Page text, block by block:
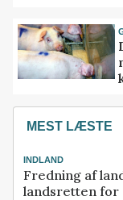
MEST LÆSTE
INDLAND
Fredning af
landsretten for